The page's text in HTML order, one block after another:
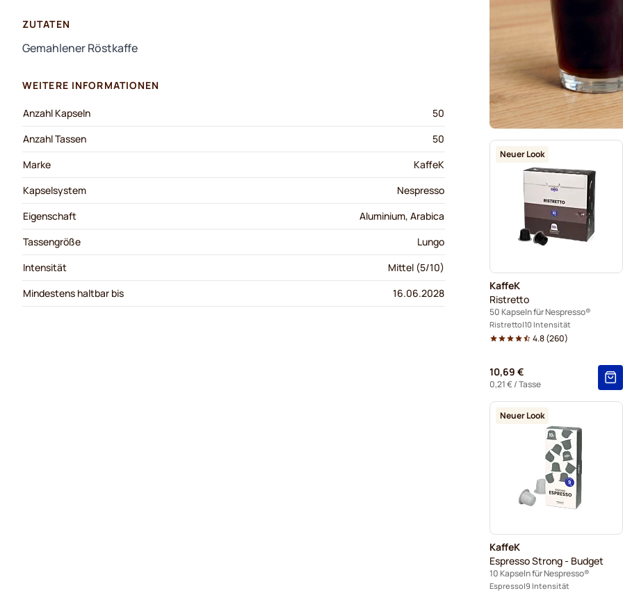
Neuer Look
KaffeK
Ristretto
50 Kapseln für Nespresso®
Ristretto 10 Intensität
4.8(260)
10,69 €
0,21 €/ Tasse
Neuer Look
KaffeK
Espresso Strong - Budget
10 Kapseln für Nespresso®
Espresso 9 Intensität
ZUTATEN
Gemahlener Röstkaffe
WEITERE INFORMATIONEN
Anzahl Kapseln
50
Anzahl Tassen
50
Marke
KaffeK
Kapselsystem
Nespresso
Eigenschaft
Aluminium, Arabica
Tassengröße
Lungo
Intensität
Mittel (5/10)
Mindestens haltbar bis
16.06.2028